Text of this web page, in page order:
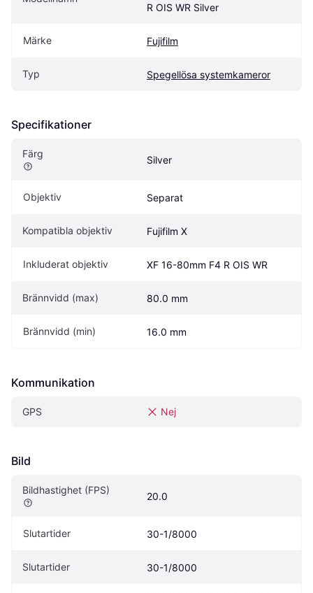
R OIS WR Silver
Märke Fujifilm
Typ Spegellösa systemkameror
Specifikationer
Färg
Silver
Objektiv Separat
Kompatibla objektiv Fujifilm X
Inkluderat objektiv XF 16-80mm F4 R OIS WR
Brännvidd (max) 80.0 mm
Brännvidd (min) 16.0 mm
Kommunikation
GPS Nej
Bild
Bildhastighet (FPS)
20.0
Slutartider 30-1/8000
Slutartider 30-1/8000